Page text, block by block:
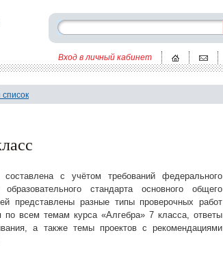
Вход в личный кабинет
составлена с учётом требований федерального
образовательного стандарта основного общего
представлены разные типы проверочных работ
всем темам курса «Алгебра» 7 класса, ответы
а также темы проектов с рекомендациями